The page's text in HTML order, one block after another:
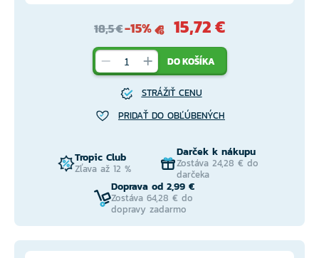
18,5 €-15% 15,72 €
DO KOŠÍKA
STRÁŽIŤ CENU
PRIDAŤ DO OBĽÚBENÝCH
Tropic Club
Zľava až 12 %
Darček k nákupu
Zostáva 24,28 € do
darčeka
Doprava od 2,99 €
Zostáva 64,28 € do
dopravy zadarmo